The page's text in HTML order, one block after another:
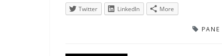
Twitter LinkedIn More